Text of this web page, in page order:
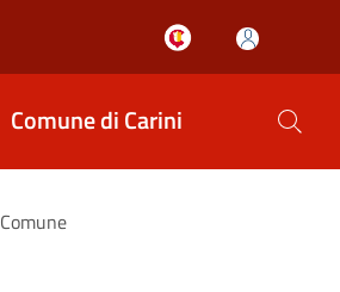
Comune di Carini
Comune